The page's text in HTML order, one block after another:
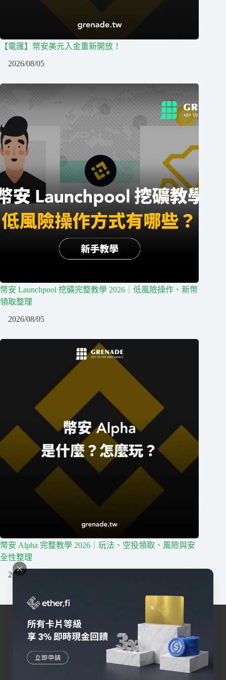
【電匯】幣安美元入金重新開放！
2026/08/05
幣安 Launchpool 挖礦完整教學 2026｜低風險操作、新幣
領取整理
2026/08/05
幣安 Alpha 完整教學 2026｜玩法、空投領取、風險與安
全性整理
2026/08/05
我們深耕台灣區塊鏈行業，擁有最活躍的社群，提供
區塊鏈相關一站式服務。